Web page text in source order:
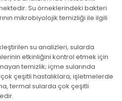
Su örneklerindeki bakteri
mikrobiyolojik temizliği ile ilgili
su analizleri, sularda
etkinliğini kontrol etmek için
temizlik; içme sularında
çeşitli hastalıklara, işletmelerde
termal sularda çok çeşitli